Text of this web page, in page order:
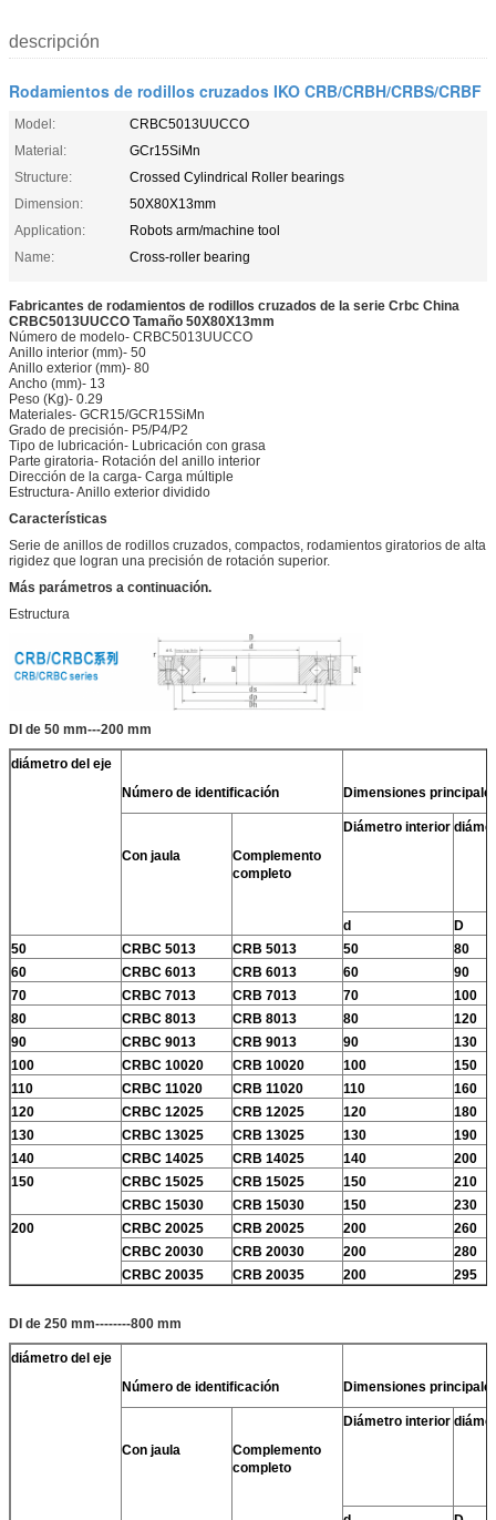
descripción
Rodamientos de rodillos cruzados IKO CRB/CRBH/CRBS/CRBF
Model:
CRBC5013UUCCO
Material:
GCr15SiMn
Structure:
Crossed Cylindrical Roller bearings
Dimension:
50X80X13mm
Application:
Robots arm/machine tool
Name:
Cross-roller bearing
Fabricantes de rodamientos de rodillos cruzados de la serie Crbc China
CRBC5013UUCCO Tamaño 50X80X13mm
Número de modelo- CRBC5013UUCCO
Anillo interior (mm)- 50
Anillo exterior (mm)- 80
Ancho (mm)- 13
Peso (Kg)- 0.29
Materiales- GCR15/GCR15SiMn
Grado de precisión- P5/P4/P2
Tipo de lubricación- Lubricación con grasa
Parte giratoria- Rotación del anillo interior
Dirección de la carga- Carga múltiple
Estructura- Anillo exterior dividido
Características
Serie de anillos de rodillos cruzados, compactos, rodamientos giratorios de alta
rigidez que logran una precisión de rotación superior.
Más parámetros a continuación.
Estructura
DI de 50 mm---200 mm
diámetro del eje
Número de identificación
Dimensiones
Con jaula
Complemento
completo
Diámetro interior
d
D
50
CRBC 5013 CRB 5013 50
80
60
CRBC 6013 CRB 6013 60
90
70
CRBC 7013 CRB 7013 70
100
80
CRBC 8013 CRB 8013 80
120
90
CRBC 9013 CRB 9013 90
130
100
CRBC 10020 CRB 10020 100
150
110
CRBC 11020 CRB 11020 110
160
120
CRBC 12025 CRB 12025 120
180
130
CRBC 13025 CRB 13025 130
190
140
CRBC 14025 CRB 14025 140
200
150
CRBC 15025 CRB 15025 150
210
CRBC 15030
CRB 15030 150
230
200
CRBC 20025 CRB 20025 200
260
CRBC 20030
CRB 20030 200
280
CRBC 20035
CRB 20035 200 295
DI de 250 mm--------800 mm
diámetro del eje
Número de identificación
Dimensiones
Con jaula
Complemento
completo
Diámetro interior